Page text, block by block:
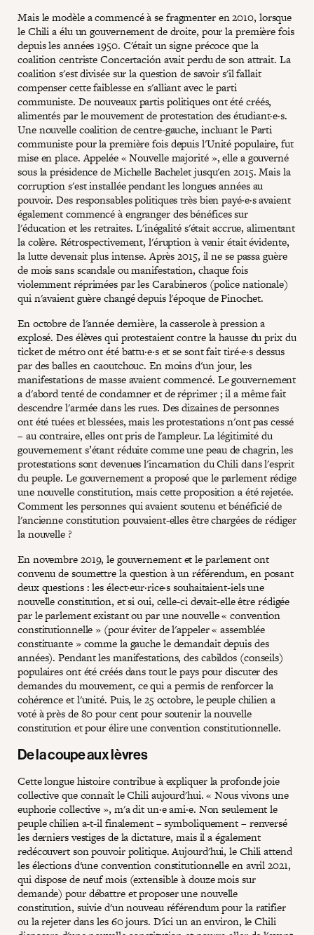
Mais le modèle a commencé à se fragmenter en 2010, lorsque
le Chili a élu un gouvernement de droite, pour la première fois
depuis les années 1950. C'était un signe précoce que la
coalition centriste Concertación avait perdu de son attrait. La
coalition s'est divisée sur la question de savoir s'il fallait
compenser cette faiblesse en s'alliant avec le parti
communiste. De nouveaux partis politiques ont été créés,
alimentés par le mouvement de protestation des étudiant·e·s.
Une nouvelle coalition de centre-gauche, incluant le Parti
communiste pour la première fois depuis l'Unité populaire, fut
mise en place. Appelée « Nouvelle majorité », elle a gouverné
sous la présidence de Michelle Bachelet jusqu'en 2015. Mais la
corruption s'est installée pendant les longues années au
pouvoir. Des responsables politiques très bien payé·e·s avaient
également commencé à engranger des bénéfices sur
l'éducation et les retraites. L'inégalité s'était accrue, alimentant
la colère. Rétrospectivement, l'éruption à venir était évidente,
la lutte devenait plus intense. Après 2015, il ne se passa guère
de mois sans scandale ou manifestation, chaque fois
violemment réprimées par les Carabineros (police nationale)
qui n'avaient guère changé depuis l'époque de Pinochet.
En octobre de l'année dernière, la casserole à pression a
explosé. Des élèves qui protestaient contre la hausse du prix du
ticket de métro ont été battu·e·s et se sont fait tiré·e·s dessus
par des balles en caoutchouc. En moins d'un jour, les
manifestations de masse avaient commencé. Le gouvernement
a d'abord tenté de condamner et de réprimer ; il a même fait
descendre l'armée dans les rues. Des dizaines de personnes
ont été tuées et blessées, mais les protestations n'ont pas cessé
– au contraire, elles ont pris de l'ampleur. La légitimité du
gouvernement s’étant réduite comme une peau de chagrin, les
protestations sont devenues l'incarnation du Chili dans l'esprit
du peuple. Le gouvernement a proposé que le parlement rédige
une nouvelle constitution, mais cette proposition a été rejetée.
Comment les personnes qui avaient soutenu et bénéficié de
l'ancienne constitution pouvaient-elles être chargées de rédiger
la nouvelle ?
En novembre 2019, le gouvernement et le parlement ont
convenu de soumettre la question à un référendum, en posant
deux questions : les élect·eur·rice·s souhaitaient-iels une
nouvelle constitution, et si oui, celle-ci devait-elle être rédigée
par le parlement existant ou par une nouvelle « convention
constitutionnelle » (pour éviter de l'appeler « assemblée
constituante » comme la gauche le demandait depuis des
années). Pendant les manifestations, des cabildos (conseils)
populaires ont été créés dans tout le pays pour discuter des
demandes du mouvement, ce qui a permis de renforcer la
cohérence et l'unité. Puis, le 25 octobre, le peuple chilien a
voté à près de 80 pour cent pour soutenir la nouvelle
constitution et pour élire une convention constitutionnelle.
De la coupe aux lèvres
Cette longue histoire contribue à expliquer la profonde joie
collective que connaît le Chili aujourd'hui. « Nous vivons une
euphorie collective », m'a dit un·e ami·e. Non seulement le
peuple chilien a-t-il finalement – symboliquement – renversé
les derniers vestiges de la dictature, mais il a également
redécouvert son pouvoir politique. Aujourd'hui, le Chili attend
les élections d'une convention constitutionnelle en avril 2021,
qui dispose de neuf mois (extensible à douze mois sur
demande) pour débattre et proposer une nouvelle
constitution, suivie d'un nouveau référendum pour la ratifier
ou la rejeter dans les 60 jours. D'ici un an environ, le Chili